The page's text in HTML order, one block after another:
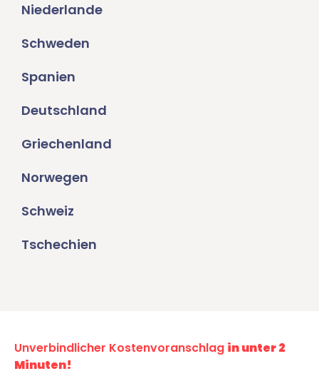
Niederlande
Schweden
Spanien
Deutschland
Griechenland
Norwegen
Schweiz
Tschechien
Unverbindlicher Kostenvoranschlag in unter 2
Minuten!